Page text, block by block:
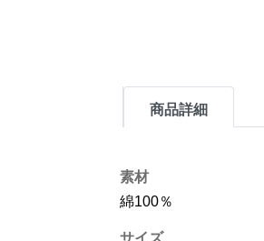
商品詳細
素材
綿100％
サイズ